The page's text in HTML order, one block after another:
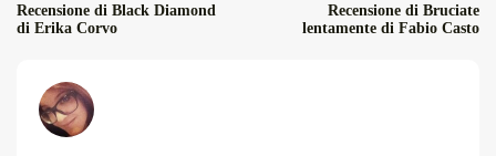
Recensione di Black Diamond
di Erika Corvo
Recensione di Bruciate
lentamente di Fabio Casto